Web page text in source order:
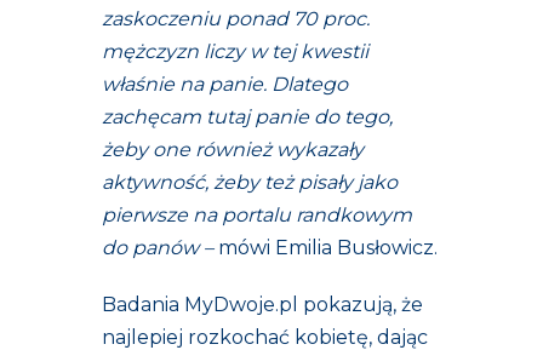
zaskoczeniu ponad 70 proc.
mężczyzn liczy w tej kwestii
właśnie na panie. Dlatego
zachęcam tutaj panie do tego,
żeby one również wykazały
aktywność, żeby też pisały jako
pierwsze na portalu randkowym
do panów –mówi Emilia Busłowicz.
Badania MyDwoje.pl pokazują, że
najlepiej rozkochać kobietę, dając